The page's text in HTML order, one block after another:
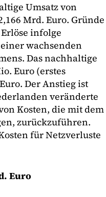
Umsatz von
Mrd. Euro. Gründe
infolge
wachsenden
Das nachhaltige
Euro (erstes
Der Anstieg ist
veränderte
Kosten, die mit dem
zurückzuführen.
für Netzverluste
Euro